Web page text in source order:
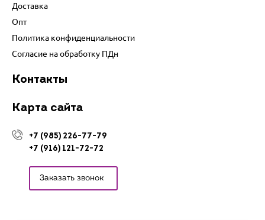
Доставка
Опт
Политика конфиденциальности
Согласие на обработку ПДн
Контакты
Карта сайта
+7 (985) 226-77-79
+7 (916) 121-72-72
Заказать звонок